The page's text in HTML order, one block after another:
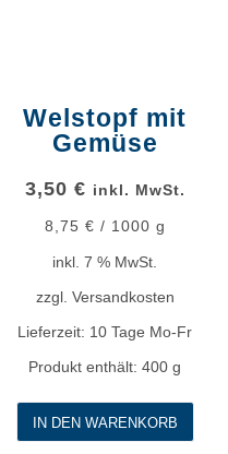
Welstopf mit
Gemüse
3,50 € inkl. MwSt.
8,75 € / 1000 g
inkl. 7 % MwSt.
zzgl. Versandkosten
Lieferzeit: 10 Tage Mo-Fr
Produkt enthält: 400g
IN DEN WARENKORB